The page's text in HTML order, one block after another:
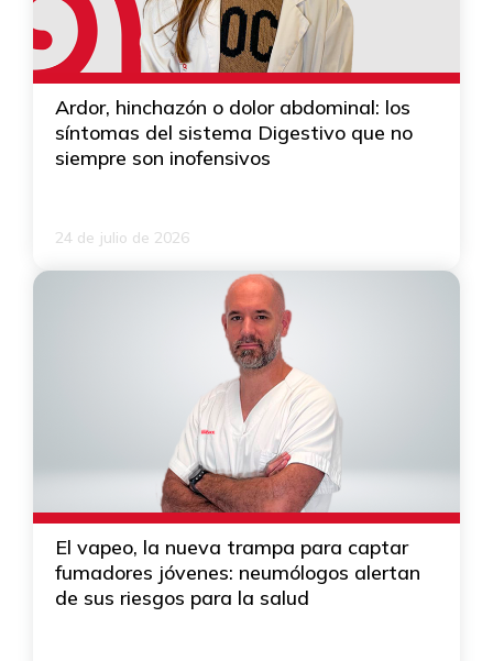
Ardor, hinchazón o dolor abdominal: los
síntomas del sistema Digestivo que no
siempre son inofensivos
24 de julio de 2026
El vapeo, la nueva trampa para captar
fumadores jóvenes: neumólogos alertan
de sus riesgos para la salud